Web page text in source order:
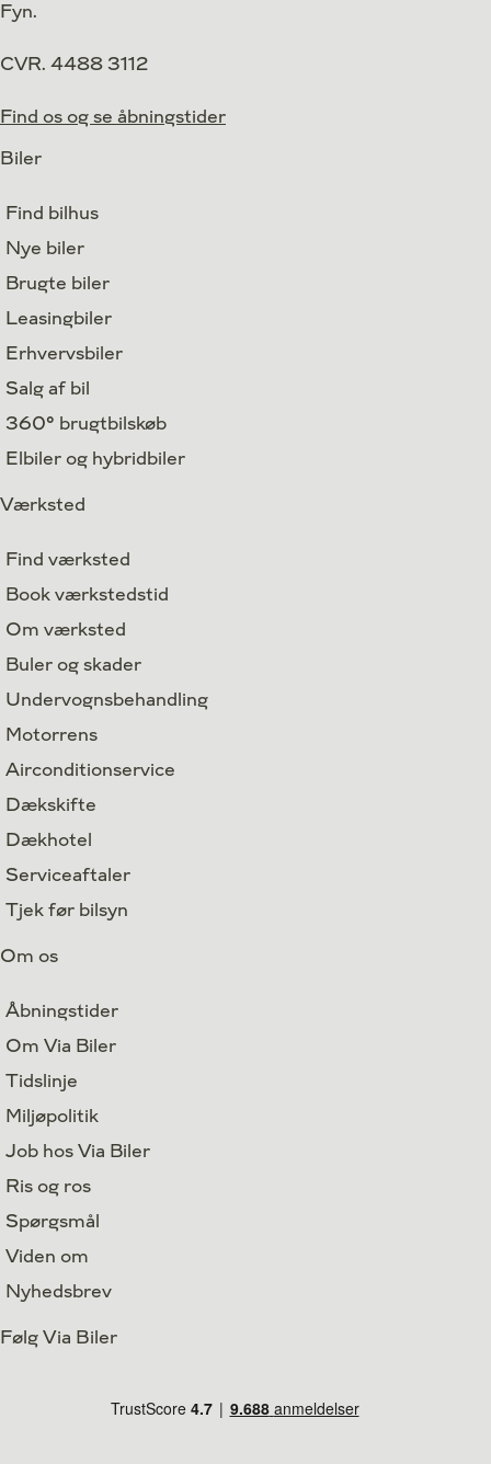
Fyn.
CVR. 4488 3112
Find os og se åbningstider
Biler
Find bilhus
Nye biler
Brugte biler
Leasingbiler
Erhvervsbiler
Salg af bil
360° brugtbilskøb
Elbiler og hybridbiler
Værksted
Find værksted
Book værkstedstid
Om værksted
Buler og skader
Undervognsbehandling
Motorrens
Airconditionservice
Dækskifte
Dækhotel
Serviceaftaler
Tjek før bilsyn
Om os
Åbningstider
Om Via Biler
Tidslinje
Miljøpolitik
Job hos Via Biler
Ris og ros
Spørgsmål
Viden om
Nyhedsbrev
Følg Via Biler